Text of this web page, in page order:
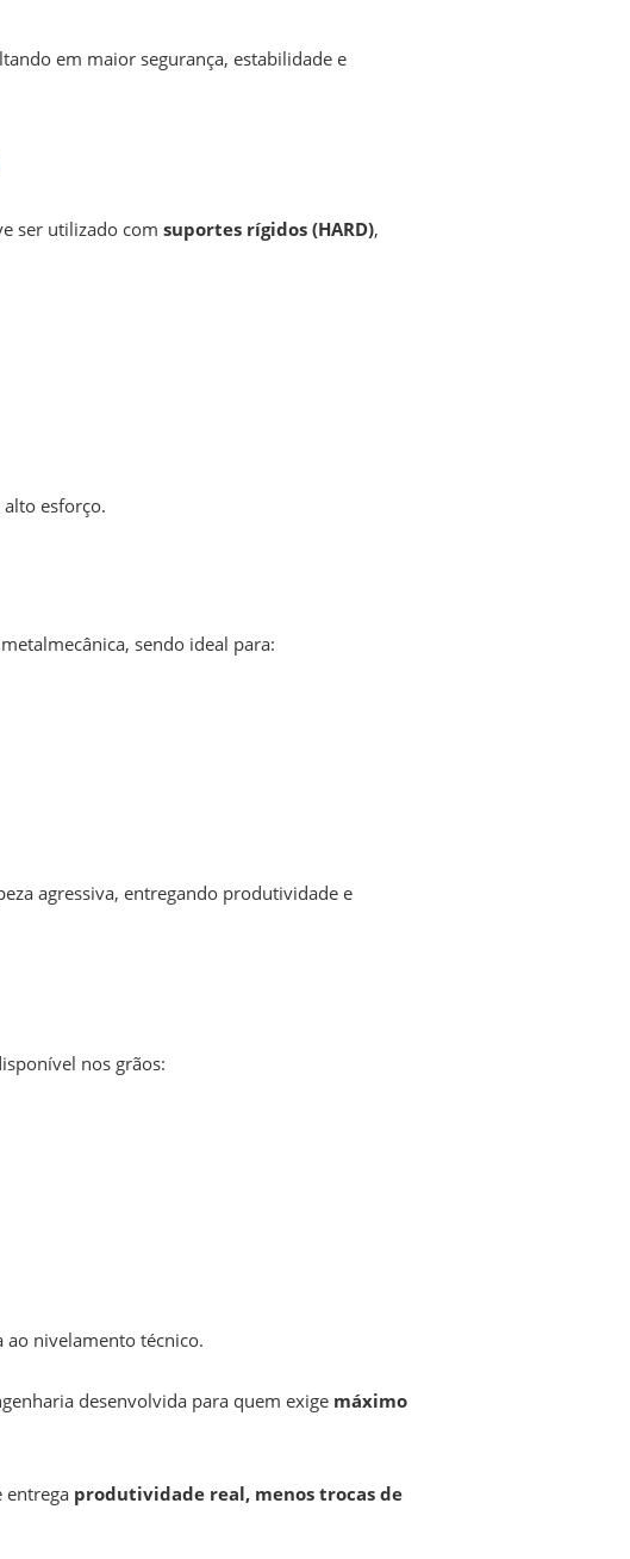
em maior segurança, estabilidade e
ser utilizado comsuportes rígidos (HARD),
esforço.
sendo ideal para:
agressiva, entregando produtividade e
nos grãos:
ao nivelamento técnico.
desenvolvida para quem exige máximo
entrega produtividade real, menos trocas de